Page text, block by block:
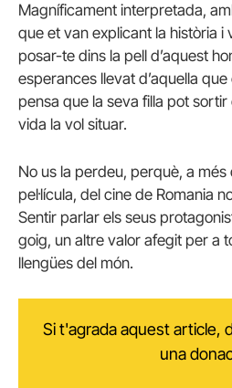
Magníficament interpretada,
que et van explicant la història i
posar-te dins la pell d’aquest
esperances llevat d’aquella
pensa que la seva filla pot
vida la vol situar.
No us la perdeu, perquè, a
pel·lícula, del cine de Romania
Sentir parlar els seus
goig, un altre valor afegit per a
llengües del món.
Si t'agrada aquest article,
una